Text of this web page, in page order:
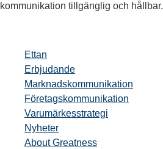
kommunikation tillgänglig och hållbar.
Ettan
Erbjudande
Marknadskommunikation
Företagskommunikation
Varumärkesstrategi
Nyheter
About Greatness